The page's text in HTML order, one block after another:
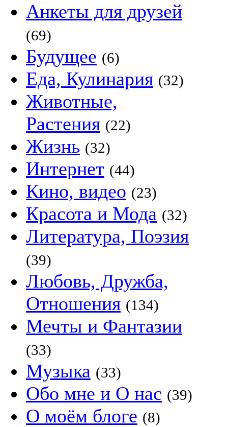
Анкеты для друзей
(69)
Будущее (6)
Еда, Кулинария (32)
Животные,
Растения (22)
Жизнь (32)
Интернет (44)
Кино, видео (23)
Красота и Мода (32)
Литература, Поэзия
(39)
Любовь, Дружба,
Отношения (134)
Мечты и Фантазии
(33)
Музыка (33)
Обо мне и О нас (39)
О моём блоге (8)